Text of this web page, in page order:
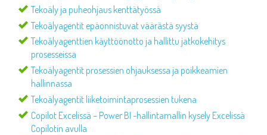
Tekoäly ja puheohjaus kenttätyössä
Tekoälyagentit epäonnistuvat väärästä syystä
Tekoälyagenttien käyttöönotto ja hallittu jatkokehitys
prosesseissa
Tekoälyagentit prosessien ohjauksessa ja poikkeamien
hallinnassa
Tekoälyagentit liiketoimintaprosessien tukena
Copilot Excelissä – Power BI -hallintamallin kysely Excelissä
Copilotin avulla